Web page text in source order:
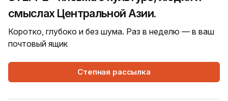
смыслах Центральной Азии.
Коротко, глубоко и без шума. Раз в неделю — в ваш
почтовый ящик
Степная рассылка